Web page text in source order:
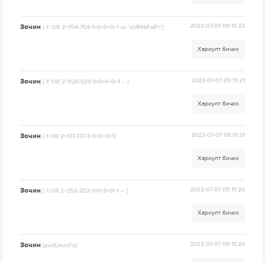
Зочин[-1' OR 2+754-754-1=0+0+0+1 or 'vUR4kFaR'='] 2022-07-07 09:11:22
Хариулт бичих
Зочин[-1' OR 2+920-920-1=0+0+0+1 -- ] 2022-07-07 09:11:21
Хариулт бичих
Зочин[-1 OR 2+177-177-1=0+0+0+1] 2022-07-07 09:11:21
Хариулт бичих
Зочин[-1 OR 2+252-252-1=0+0+0+1 -- ] 2022-07-07 09:11:20
Хариулт бичих
Зочин[pudLmmFq] 2022-07-07 09:11:20